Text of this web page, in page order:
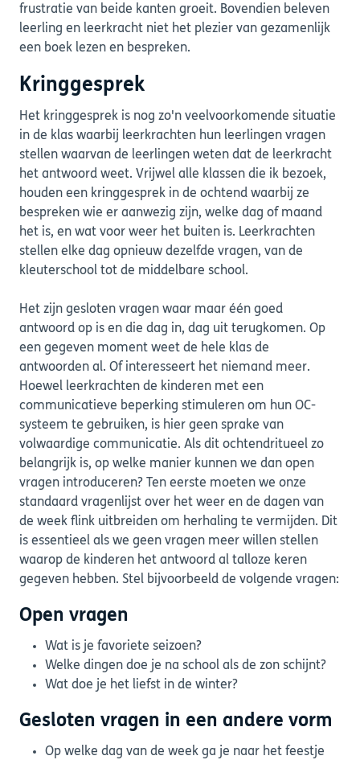
frustratie van beide kanten groeit. Bovendien beleven
leerling en leerkracht niet het plezier van gezamenlijk
een boek lezen en bespreken.
Kringgesprek
Het kringgesprek is nog zo'n veelvoorkomende situatie
in de klas waarbij leerkrachten hun leerlingen vragen
stellen waarvan de leerlingen weten dat de leerkracht
het antwoord weet. Vrijwel alle klassen die ik bezoek,
houden een kringgesprek in de ochtend waarbij ze
bespreken wie er aanwezig zijn, welke dag of maand
het is, en wat voor weer het buiten is. Leerkrachten
stellen elke dag opnieuw dezelfde vragen, van de
kleuterschool tot de middelbare school.
Het zijn gesloten vragen waar maar één goed
antwoord op is en die dag in, dag uit terugkomen. Op
een gegeven moment weet de hele klas de
antwoorden al. Of interesseert het niemand meer.
Hoewel leerkrachten de kinderen met een
communicatieve beperking stimuleren om hun OC-
systeem te gebruiken, is hier geen sprake van
volwaardige communicatie. Als dit ochtendritueel zo
belangrijk is, op welke manier kunnen we dan open
vragen introduceren? Ten eerste moeten we onze
standaard vragenlijst over het weer en de dagen van
de week flink uitbreiden om herhaling te vermijden. Dit
is essentieel als we geen vragen meer willen stellen
waarop de kinderen het antwoord al talloze keren
gegeven hebben. Stel bijvoorbeeld de volgende vragen:
Open vragen
Wat is je favoriete seizoen?
Welke dingen doe je na school als de zon schijnt?
Wat doe je het liefst in de winter?
Gesloten vragen in een andere vorm
Op welke dag van de week ga je naar het feestje